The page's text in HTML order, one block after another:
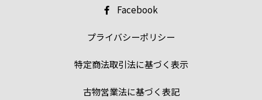
Facebook
プライバシーポリシー
特定商法取引法に基づく表示
古物営業法に基づく表記